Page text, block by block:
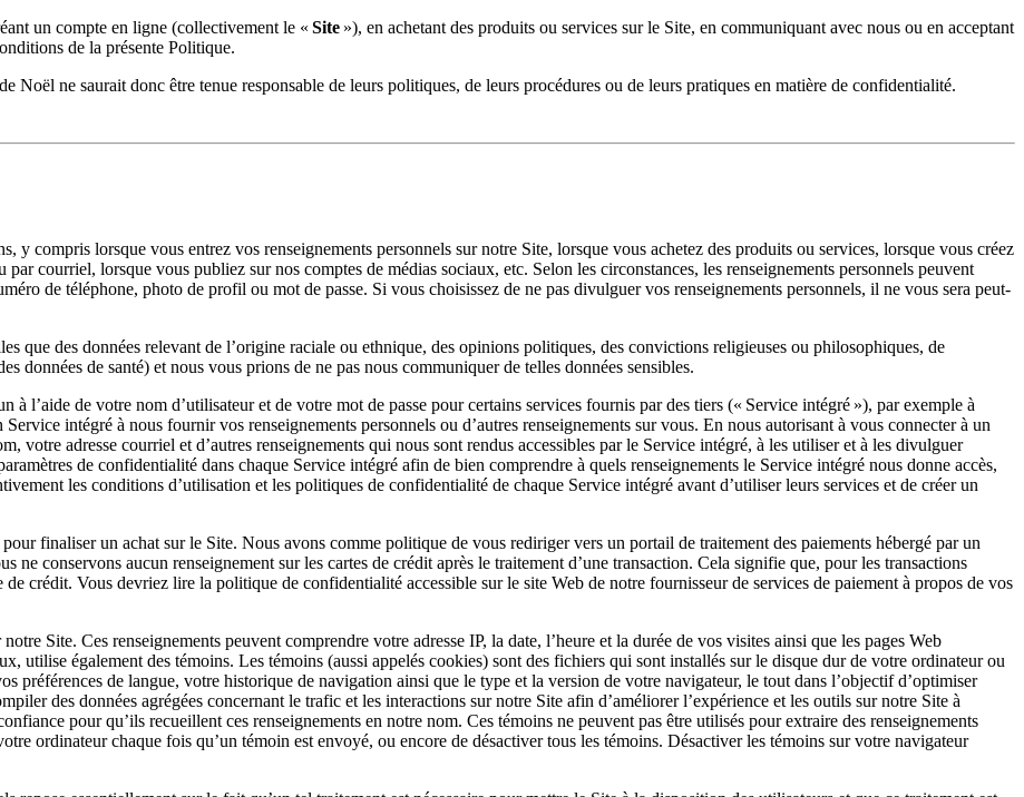
un compte en ligne (collectivement le « Site »), en achetant des produits ou services sur le Site, en communiquant avec nous ou en acceptant
de la présente Politique.
Noël ne saurait donc être tenue responsable de leurs politiques, de leurs procédures ou de leurs pratiques en matière de confidentialité.
y compris lorsque vous entrez vos renseignements personnels sur notre Site, lorsque vous achetez des produits ou services, lorsque vous créez
courriel, lorsque vous publiez sur nos comptes de médias sociaux, etc. Selon les circonstances, les renseignements personnels peuvent
de téléphone, photo de profil ou mot de passe. Si vous choisissez de ne pas divulguer vos renseignements personnels, il ne vous sera peut-
que des données relevant de l’origine raciale ou ethnique, des opinions politiques, des convictions religieuses ou philosophiques, de
données de santé) et nous vous prions de ne pas nous communiquer de telles données sensibles.
à l’aide de votre nom d’utilisateur et de votre mot de passe pour certains services fournis par des tiers (« Service intégré »), par exemple à
intégré à nous fournir vos renseignements personnels ou d’autres renseignements sur vous. En nous autorisant à vous connecter à un
votre adresse courriel et d’autres renseignements qui nous sont rendus accessibles par le Service intégré, à les utiliser et à les divulguer
de confidentialité dans chaque Service intégré afin de bien comprendre à quels renseignements le Service intégré nous donne accès,
les conditions d’utilisation et les politiques de confidentialité de chaque Service intégré avant d’utiliser leurs services et de créer un
finaliser un achat sur le Site. Nous avons comme politique de vous rediriger vers un portail de traitement des paiements hébergé par un
ne conservons aucun renseignement sur les cartes de crédit après le traitement d’une transaction. Cela signifie que, pour les transactions
crédit. Vous devriez lire la politique de confidentialité accessible sur le site Web de notre fournisseur de services de paiement à propos de vos
Site. Ces renseignements peuvent comprendre votre adresse IP, la date, l’heure et la durée de vos visites ainsi que les pages Web
utilise également des témoins. Les témoins (aussi appelés cookies) sont des fichiers qui sont installés sur le disque dur de votre ordinateur ou
préférences de langue, votre historique de navigation ainsi que le type et la version de votre navigateur, le tout dans l’objectif d’optimiser
des données agrégées concernant le trafic et les interactions sur notre Site afin d’améliorer l’expérience et les outils sur notre Site à
pour qu’ils recueillent ces renseignements en notre nom. Ces témoins ne peuvent pas être utilisés pour extraire des renseignements
ordinateur chaque fois qu’un témoin est envoyé, ou encore de désactiver tous les témoins. Désactiver les témoins sur votre navigateur